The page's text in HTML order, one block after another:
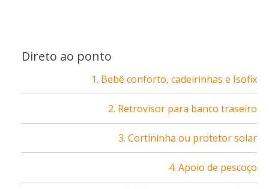
Direto ao ponto
1. Bebê conforto, cadeirinhas e Isofix
2. Retrovisor para banco traseiro
3. Cortininha ou protetor solar
4. Apoio de pescoço